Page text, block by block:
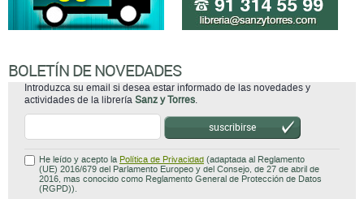
BOLETÍN DE NOVEDADES
Introduzca su email si desea estar informado de las novedades y
actividades de la librería Sanz y Torres
suscribirse
He leído y acepto la Política de Privacidad (adaptada al Reglamento
(UE) 2016/679 del Parlamento Europeo y del Consejo, de 27 de abril de
2016, mas conocido como Reglamento General de Protección de Datos
(RGPD)).